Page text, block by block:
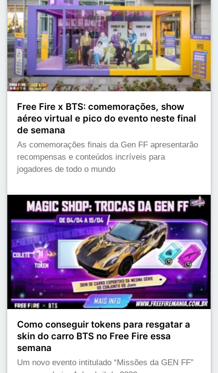
Free Fire x BTS: comemorações, show
aéreo virtual e pico do evento neste final
de semana
As comemorações finais da Gen FF apresentarão
recompensas e conteúdos incríveis para
jogadores de todo o mundo
Como conseguir tokens para resgatar a
skin do carro BTS no Free Fire essa
semana
Um novo evento intitulado “Missões da GEN FF”